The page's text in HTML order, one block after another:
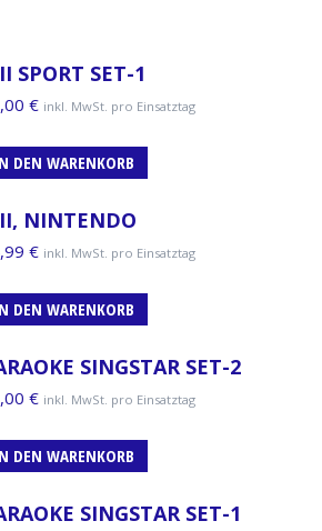
SPORT SET-1
€ inkl. MwSt. pro Einsatztag
DEN WARENKORB
NINTENDO
€ inkl. MwSt. pro Einsatztag
DEN WARENKORB
SINGSTAR SET-2
€ inkl. MwSt. pro Einsatztag
DEN WARENKORB
SINGSTAR SET-1